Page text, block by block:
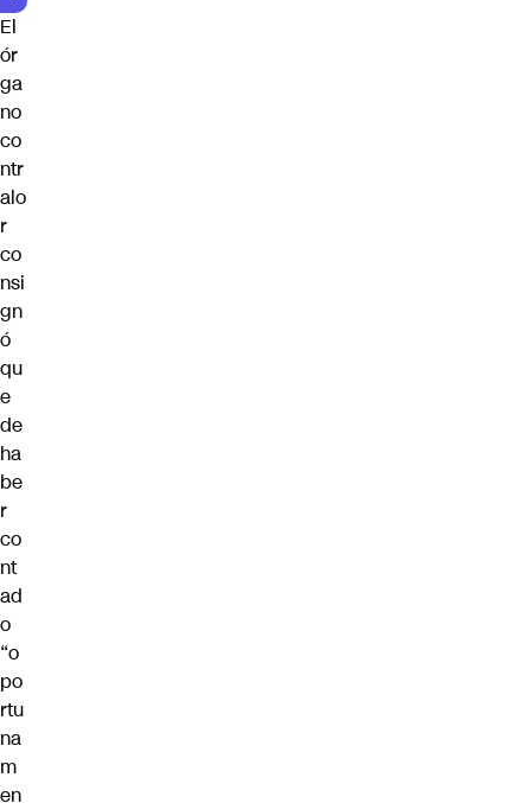
El
ór
ga
no
co
ntr
alo
r
co
nsi
gn
ó
qu
e
de
ha
be
r
co
nt
ad
o
“o
po
rtu
na
m
en